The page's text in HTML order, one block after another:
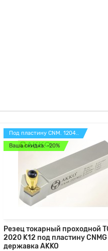
Под пластину CNM. 1204..
Ваша скидка: -20%
Резец токарный проходной
2020 K12 под пластину
державка AKKO